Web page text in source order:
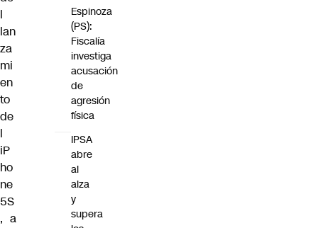
l
lan
za
mi
en
to
de
l
iP
ho
ne
5S
, a
Espinoza
(PS):
Fiscalía
investiga
acusación
de
agresión
física
IPSA
abre
al
alza
y
supera